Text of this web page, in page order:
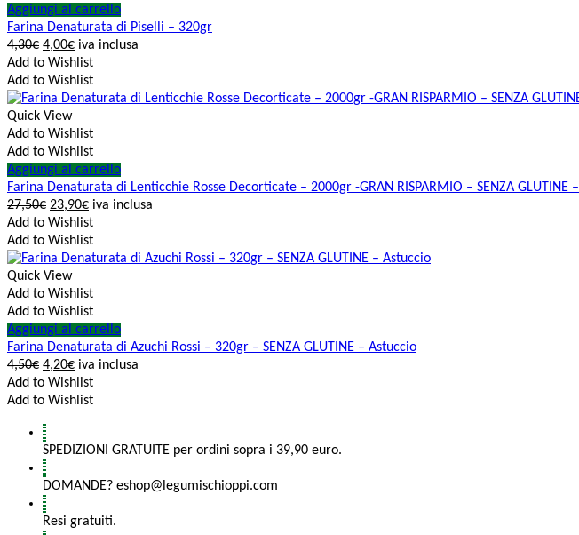
Aggiungi al carrello
Farina Denaturata di Piselli – 320gr
4,30€ 4,00€ iva inclusa
Add to Wishlist
Add to Wishlist
Quick View
Add to Wishlist
Add to Wishlist
Aggiungi al carrello
Farina Denaturata di Lenticchie Rosse Decorticate – 2000gr -GRAN RISPARMIO – SENZA GLUTINE –
27,50€ 23,90€ iva inclusa
Add to Wishlist
Add to Wishlist
Quick View
Add to Wishlist
Add to Wishlist
Aggiungi al carrello
Farina Denaturata di Azuchi Rossi – 320gr – SENZA GLUTINE – Astuccio
4,50€ 4,20€ iva inclusa
Add to Wishlist
Add to Wishlist
SPEDIZIONI GRATUITE per ordini sopra i 39,90 euro.
DOMANDE? eshop@legumischioppi.com
Resi gratuiti.